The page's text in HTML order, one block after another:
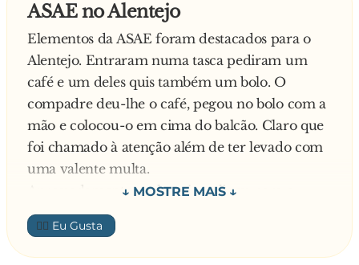
duvida, porque é que um grita mais que o outro
e pergunta à madre:
- Porque é que um gritou mais do que outro?
Explica a madre:
- É que a castração é de acordo com a profissão.
O Inglês era talhante por isso foi com um
cutelo, o Francês era metalurgico por isso
tivemos que derreter-lhe o p**...
Nisto o Português desata às gargalhadas e diz:
- Eu sou vendedor de gelados vão ter que c**...
até gastar!
ASAE no Alentejo
Elementos da ASAE foram destacados para o
Alentejo. Entraram numa tasca pediram um
café e um deles quis também um bolo. O
compadre deu-lhe o café, pegou no bolo com a
mão e colocou-o em cima do balcão. Claro que
foi chamado à atenção além de ter levado com
uma valente multa.
Apressadamente, o alentejano ligou para o
compadre que tinha uma tasca lá perto e
avisou-o:
- Compadre a ASAE esteve aqui. Tome atenção
👍🏼